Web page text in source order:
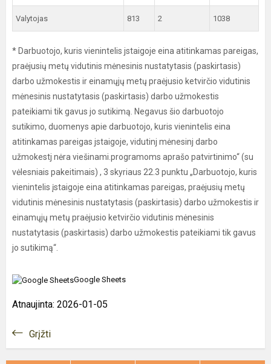
Valytojas 813 2 1038
* Darbuotojo, kuris vienintelis jstaigoje eina atitinkamas pareigas,
praėjusių metų vidutinis mėnesinis nustatytasis (paskirtasis)
darbo užmokestis ir einamųjų metų praėjusio ketvirčio vidutinis
mėnesinis nustatytasis (paskirtasis) darbo užmokestis
pateikiami tik gavus jo sutikimą. Negavus šio darbuotojo
sutikimo, duomenys apie darbuotojo, kuris vienintelis eina
atitinkamas pareigas jstaigoje, vidutinj mėnesinj darbo
užmokestj nėra viešinami.programoms aprašo patvirtinimo“ (su
vėlesniais pakeitimais) , 3 skyriaus 22.3 punktu „Darbuotojo, kuris
vienintelis įstaigoje eina atitinkamas pareigas, praėjusių metų
vidutinis mėnesinis nustatytasis (paskirtasis) darbo užmokestis ir
einamųjų metų praėjusio ketvirčio vidutinis mėnesinis
nustatytasis (paskirtasis) darbo užmokestis pateikiami tik gavus
jo sutikimą“.
Google Sheets
Atnaujinta: 2026-01-05
Grįžti